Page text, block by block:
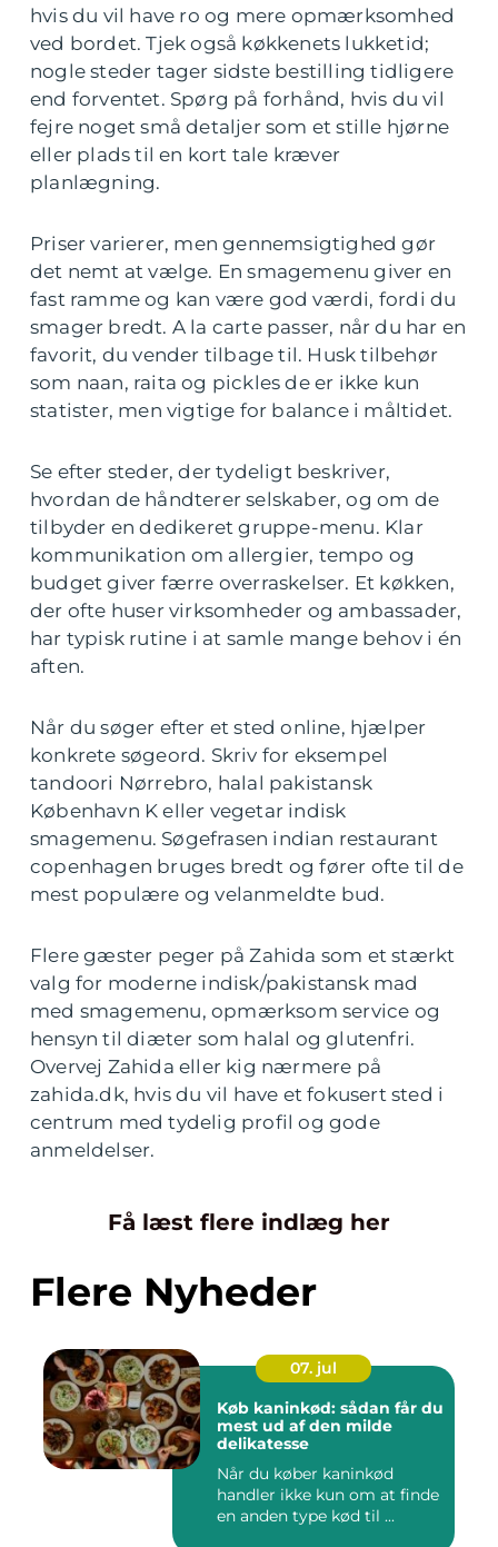
hvis du vil have ro og mere opmærksomhed
ved bordet. Tjek også køkkenets lukketid;
nogle steder tager sidste bestilling tidligere
end forventet. Spørg på forhånd, hvis du vil
fejre noget små detaljer som et stille hjørne
eller plads til en kort tale kræver
planlægning.
Priser varierer, men gennemsigtighed gør
det nemt at vælge. En smagemenu giver en
fast ramme og kan være god værdi, fordi du
smager bredt. A la carte passer, når du har en
favorit, du vender tilbage til. Husk tilbehør
som naan, raita og pickles de er ikke kun
statister, men vigtige for balance i måltidet.
Se efter steder, der tydeligt beskriver,
hvordan de håndterer selskaber, og om de
tilbyder en dedikeret gruppe-menu. Klar
kommunikation om allergier, tempo og
budget giver færre overraskelser. Et køkken,
der ofte huser virksomheder og ambassader,
har typisk rutine i at samle mange behov i én
aften.
Når du søger efter et sted online, hjælper
konkrete søgeord. Skriv for eksempel
tandoori Nørrebro, halal pakistansk
København K eller vegetar indisk
smagemenu. Søgefrasen indian restaurant
copenhagen bruges bredt og fører ofte til de
mest populære og velanmeldte bud.
Flere gæster peger på Zahida som et stærkt
valg for moderne indisk/pakistansk mad
med smagemenu, opmærksom service og
hensyn til diæter som halal og glutenfri.
Overvej Zahida eller kig nærmere på
zahida.dk, hvis du vil have et fokusert sted i
centrum med tydelig profil og gode
anmeldelser.
Få læst flere indlæg her
Flere Nyheder
07. jul
Køb kaninkød: sådan får du
mest ud af den milde
delikatesse
Når du køber kaninkød
handler ikke kun om at finde
en anden type kød til ...